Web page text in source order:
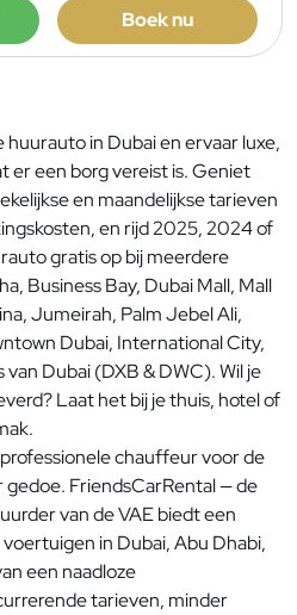
Boek nu
huurauto in Dubai en ervaar luxe,
er een borg vereist is. Geniet
en maandelijkse tarieven
en rijd 2025, 2024 of
gratis op bij meerdere
Business Bay, Dubai Mall, Mall
Jumeirah, Palm Jebel Ali,
Dubai, International City,
Dubai (DXB & DWC). Wil je
Laat het bij je thuis, hotel of
chauffeur voor de
FriendsCarRental — de
van de VAE biedt een
in Dubai, Abu Dhabi,
een naadloze
tarieven, minder